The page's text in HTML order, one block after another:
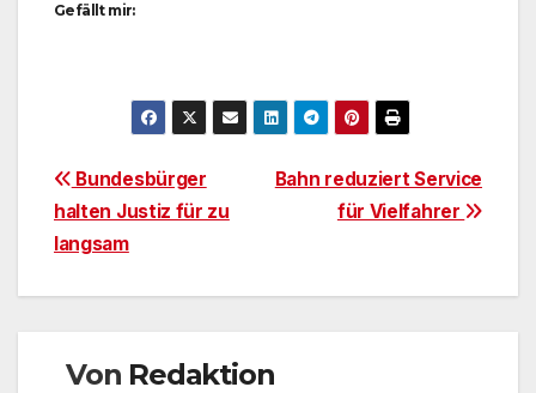
Gefällt mir:
Beitragsnavigation
Bahn reduziert Service
für Vielfahrer
Bundesbürger
halten Justiz für zu
langsam
Von Redaktion